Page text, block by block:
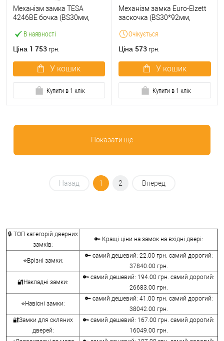
В наявності
Механізм замка TESA
4246BE бочка (BS30мм,
Ціна 1 753 грн.
У кошик
Купити в 1 клік
Очікується
Механізм замка Euro-Elzett
заскочка (BS30*92мм,
Ціна 573 грн.
У кошик
Купити в 1 клік
Показати ще
Назад 1 2 Вперед
🔒 ТОП категорій дверних
замків:
🔑 Кращі ціни на замок на вхідні двері:
⭐Врізні замки:
🔑 самий дешевий: 22.00 грн. самий дорогий:
37840.00 грн.
🔐Накладні замки:
🔑 самий дешевий: 194.00 грн. самий дорогий:
26683.00 грн.
⭐Навісні замки:
🔑 самий дешевий: 41.00 грн. самий дорогий:
38042.00 грн.
🔐Замки для скляних
дверей:
🔑 самий дешевий: 167.00 грн. самий дорогий:
16049.00 грн.